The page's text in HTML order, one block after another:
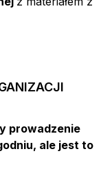
prowadzenie
ale jest to